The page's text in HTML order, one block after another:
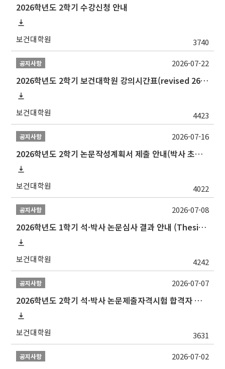
2026학년도 2학기 수강신청 안내
보건대학원 3740
공지사항
2026학년도 2학기 보건대학원 강의시간표(revised 260803)(2026 2nd SEMESTER SNU GSPH TIMETABLE)
보건대학원 4423
2026-07-22
공지사항
2026학년도 2학기 논문작성계획서 제출 안내(박사 초심 일정 포함)_Thesis Proposal
보건대학원 4022
2026-07-16
공지사항
2026학년도 1학기 석·박사 논문심사 결과 안내 (Thesis Defense Result)
보건대학원 4242
2026-07-08
공지사항
2026학년도 2학기 석·박사 논문제출자격시험 합격자 공고(TSQ Exam Result)
보건대학원 3631
2026-07-07
공지사항 2026-07-02